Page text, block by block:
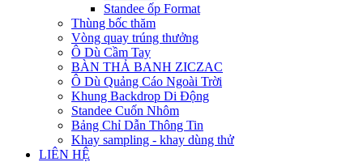
Standee ốp Format
Thùng bốc thăm
Vòng quay trúng thưởng
Ô Dù Cầm Tay
BÀN THẢ BANH ZICZAC
Ô Dù Quảng Cáo Ngoài Trời
Khung Backdrop Di Động
Standee Cuốn Nhôm
Bảng Chỉ Dẫn Thông Tin
Khay sampling - khay dùng thử
LIÊN HỆ